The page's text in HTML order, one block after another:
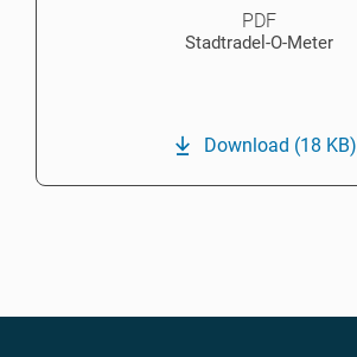
PDF
Stadtradel-O-Meter
Download (18 KB)